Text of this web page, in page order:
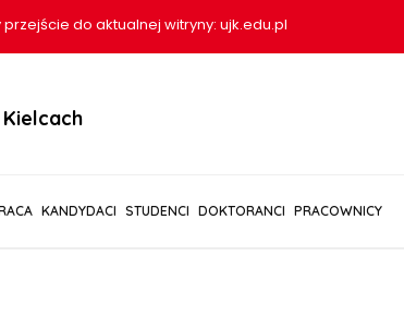
do aktualnej witryny: ujk.edu.pl
KANDYDACI STUDENCI DOKTORANCI PRACOWNICY